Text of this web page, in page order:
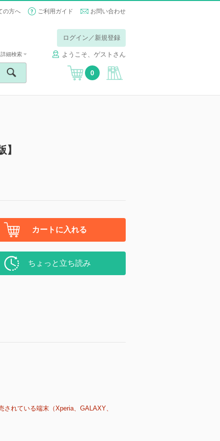
の方へ ご利用ガイド お問い合わせ
ログイン／新規登録
ようこそ、ゲストさん
詳細検索
0
カートに入れる
ちょっと立ち読み
れている端末（Xperia、GALAXY、